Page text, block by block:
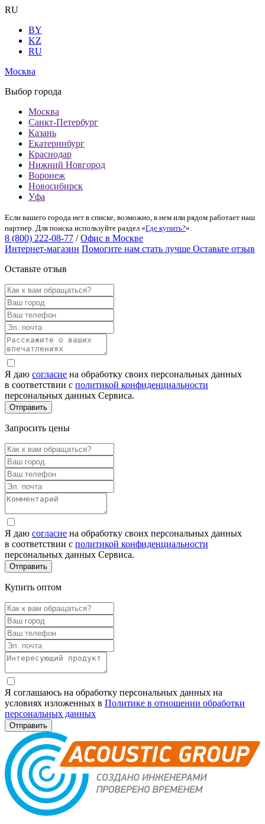
RU
BY
KZ
RU
Москва
Выбор города
Москва
Санкт-Петербург
Казань
Екатеринбург
Краснодар
Нижний Новгород
Воронеж
Новосибирск
Уфа
Если вашего города нет в списке, возможно, в нем или рядом работает наш
партнер. Для поиска используйте раздел «Где купить?».
8 (800) 222-08-77 / Офис в Москве
Интернет-магазин Помогите нам стать лучше Оставьте отзыв
Оставьте отзыв
Я даю согласие на обработку своих персональных данных
в соответствии с политикой конфиденциальности
персональных данных Сервиса.
Запросить цены
Я даю согласие на обработку своих персональных данных
в соответствии с политикой конфиденциальности
персональных данных Сервиса.
Купить оптом
Я соглашаюсь на обработку персональных данных на
условиях изложенных в Политике в отношении обработки
персональных данных